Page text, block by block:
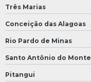
Três Marias
Conceição das Alagoas
Rio Pardo de Minas
Santo Antônio do Monte
Pitangui